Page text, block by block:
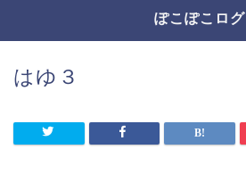
ぽこぽこログ
はゆ３